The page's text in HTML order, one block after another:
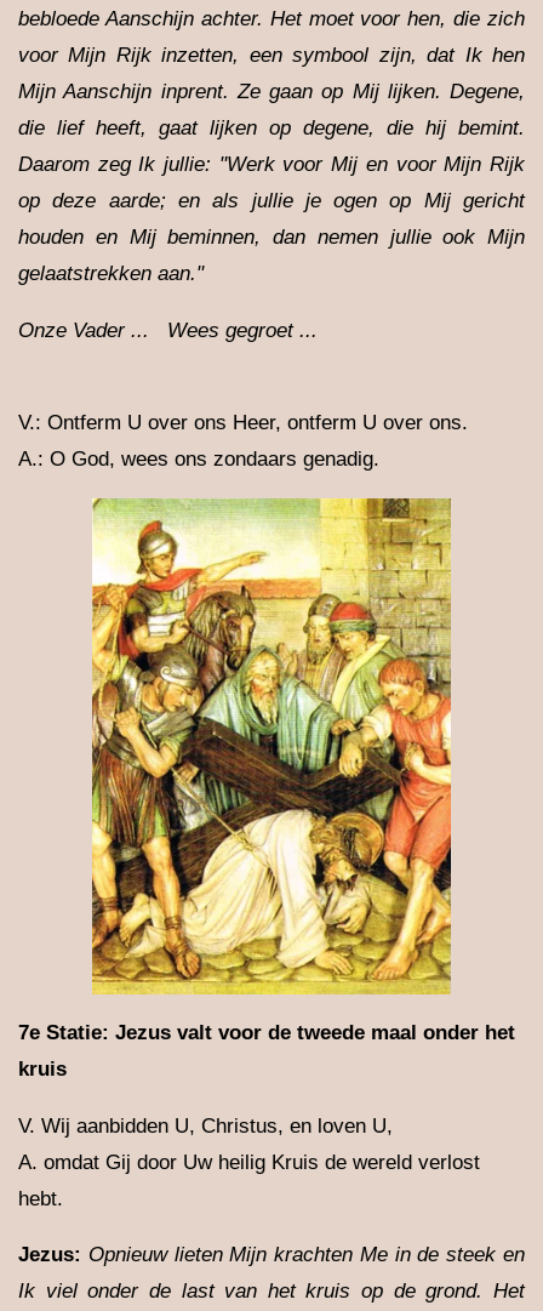
bebloede Aanschijn achter. Het moet voor hen, die zich
voor Mijn Rijk inzetten, een symbool zijn, dat Ik hen
Mijn Aanschijn inprent. Ze gaan op Mij lijken. Degene,
die lief heeft, gaat lijken op degene, die hij bemint.
Daarom zeg Ik jullie: "Werk voor Mij en voor Mijn Rijk
op deze aarde; en als jullie je ogen op Mij gericht
houden en Mij beminnen, dan nemen jullie ook Mijn
gelaatstrekken aan."
Onze Vader ... Wees gegroet ...
V.: Ontferm U over ons Heer, ontferm U over ons.
A.: O God, wees ons zondaars genadig.
7e Statie: Jezus valt voor de tweede maal onder het
kruis
V. Wij aanbidden U, Christus, en loven U,
A. omdat Gij door Uw heilig Kruis de wereld verlost
hebt.
Jezus: Opnieuw lieten Mijn krachten Me in de steek en
Ik viel onder de last van het kruis op de grond. Het